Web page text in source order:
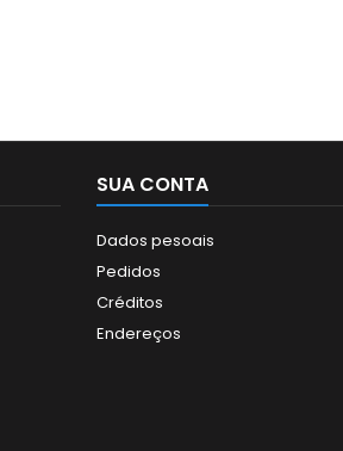
SUA CONTA
Dados pesoais
Pedidos
Créditos
Endereços